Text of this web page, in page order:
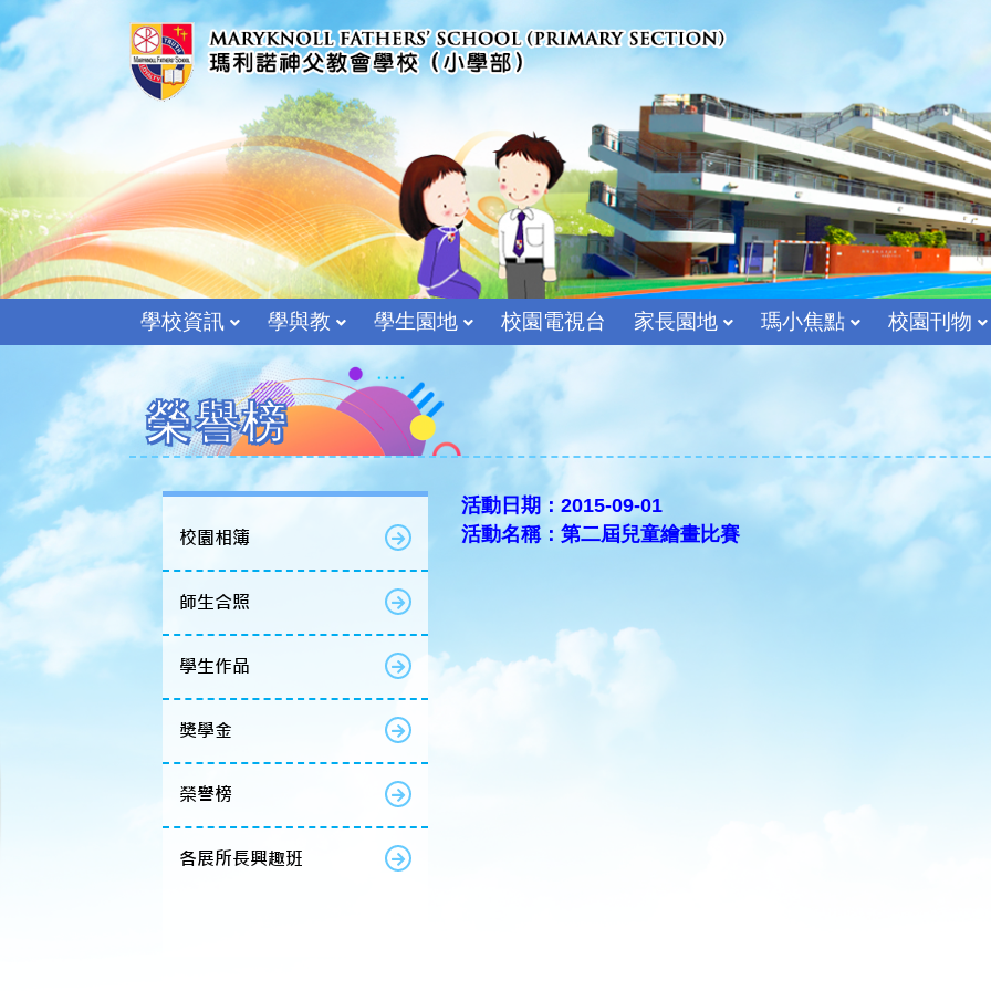
學校資訊 學與教 學生園地 校園電視台 家長園地 瑪小焦點 校園刊物
榮譽榜
校園相簿
師生合照
學生作品
獎學金
榮譽榜
各展所長興趣班
活動日期：2015-09-01
活動名稱：第二屆兒童繪畫比賽